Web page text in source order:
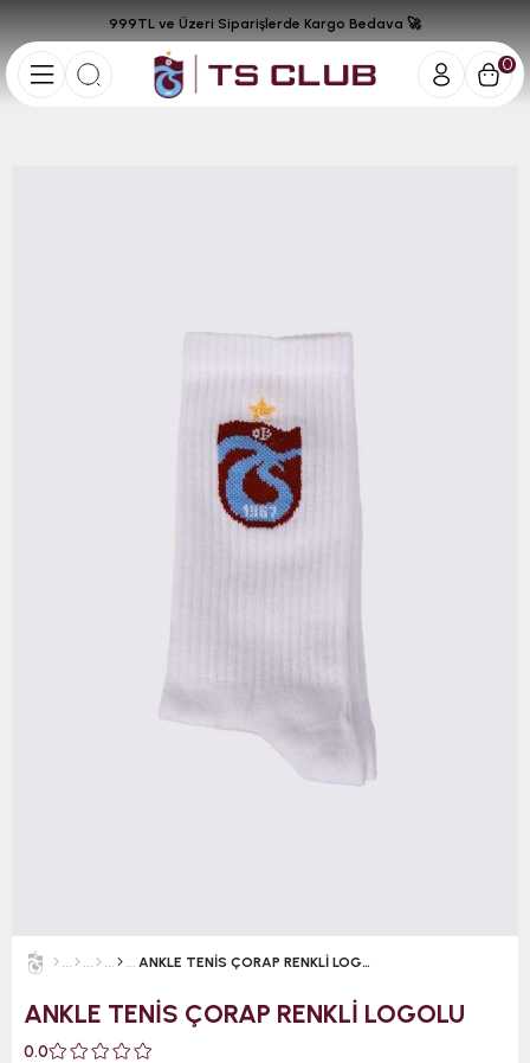
0
999TL ve Üzeri Siparişlerde Kargo Bedava 🚀
ANKLE TENİS ÇORAP RENKLİ LOGOLU
ANKLE TENİS ÇORAP RENKLİ LOGOLU
0.0